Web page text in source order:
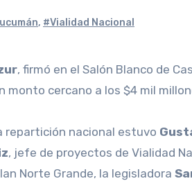
, #Vialidad Nacional
, firmó en el Salón Blanco de
monto cercano a los $4 mil
repartición nacional estuvo
, jefe de proyectos de Vialidad
Norte Grande, la legisladora